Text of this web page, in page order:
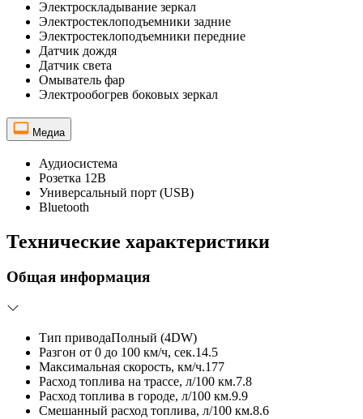
Электроскладывание зеркал
Электростеклоподъемники задние
Электростеклоподъемники передние
Датчик дождя
Датчик света
Омыватель фар
Электрообогрев боковых зеркал
Медиа
Аудиосистема
Розетка 12В
Универсальный порт (USB)
Bluetooth
Технические характеристики
Общая информация
Тип приводаПолный (4DW)
Разгон от 0 до 100 км/ч, сек.14.5
Максимальная скорость, км/ч.177
Расход топлива на трассе, л/100 км.7.8
Расход топлива в городе, л/100 км.9.9
Смешанный расход топлива, л/100 км.8.6